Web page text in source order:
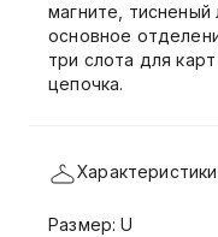
магните,
основное
три слота для
цепочка.
Характеристики
Размер: U